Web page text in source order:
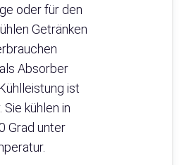
oder für den
Getränken
Absorber
ist
kühlen in
Grad unter